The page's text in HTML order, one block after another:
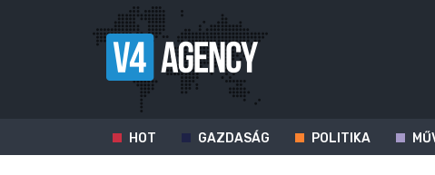
HOT GAZDASÁG POLITIKA